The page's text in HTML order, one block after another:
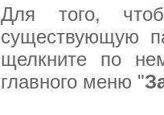
Для того,
существующую
щелкните по
главного меню "